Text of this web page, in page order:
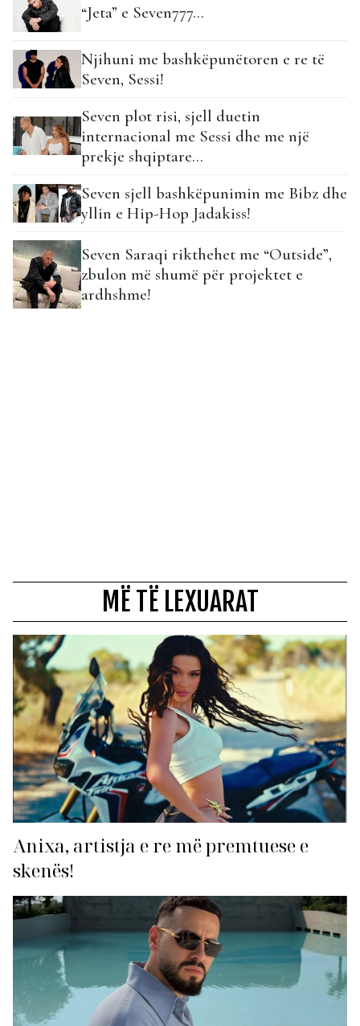
“Jeta” e Seven777…
Njihuni me bashkëpunëtoren e re të
Seven, Sessi!
Seven plot risi, sjell duetin
internacional me Sessi dhe me një
prekje shqiptare…
Seven sjell bashkëpunimin me Bibz dhe
yllin e Hip-Hop Jadakiss!
Seven Saraqi rikthehet me “Outside”,
zbulon më shumë për projektet e
ardhshme!
MË TË LEXUARAT
Anixa, artistja e re më premtuese e
skenës!